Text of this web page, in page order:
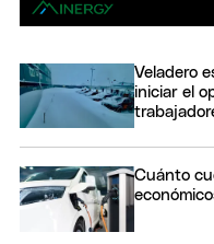
Veladero
iniciar el
Cuánto